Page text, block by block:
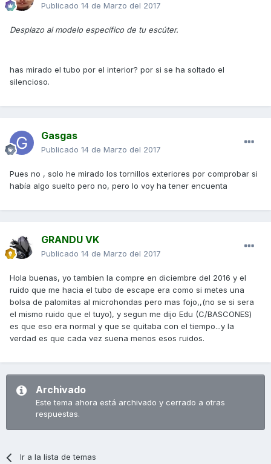
Publicado 14 de Marzo del 2017
Desplazo al modelo específico de tu escúter.
has mirado el tubo por el interior? por si se ha soltado el
silencioso.
Gasgas
Publicado 14 de Marzo del 2017
Pues no , solo he mirado los tornillos exteriores por comprobar si
había algo suelto pero no, pero lo voy ha tener encuenta
GRANDU VK
Publicado 14 de Marzo del 2017
Hola buenas, yo tambien la compre en diciembre del 2016 y el
ruido que me hacia el tubo de escape era como si metes una
bolsa de palomitas al microhondas pero mas fojo,,(no se si sera
el mismo ruido que el tuyo), y segun me dijo Edu (C/BASCONES)
es que eso era normal y que se quitaba con el tiempo...y la
verdad es que cada vez suena menos esos ruidos.
Archivado
Este tema ahora está archivado y cerrado a otras
respuestas.
Ir a la lista de temas